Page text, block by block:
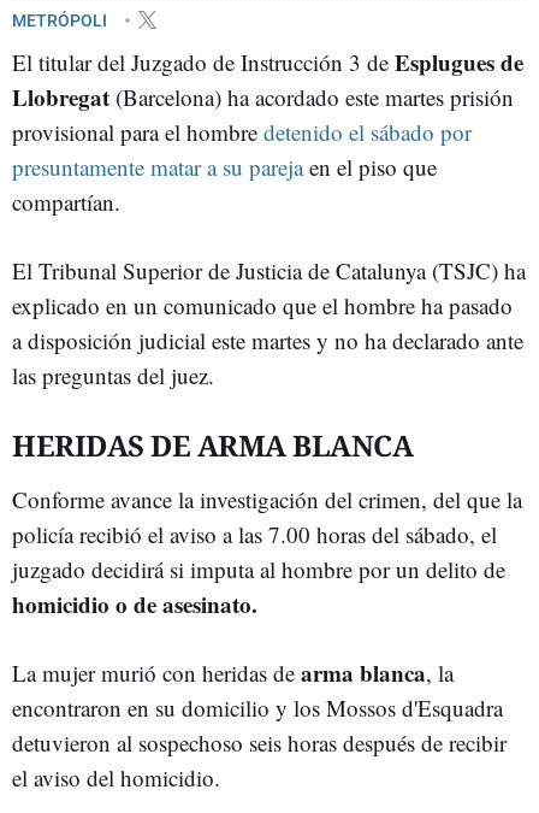
METRÓPOLI
El titular del Juzgado de Instrucción 3 de Esplugues de
Llobregat (Barcelona) ha acordado este martes prisión
provisional para el hombre detenido el sábado por
presuntamente matar a su parejaen el piso que
compartían.
El Tribunal Superior de Justicia de Catalunya (TSJC) ha
explicado en un comunicado que el hombre ha pasado
a disposición judicial este martes y no ha declarado ante
las preguntas del juez.
HERIDAS DE ARMA BLANCA
Conforme avance la investigación del crimen, del que la
policía recibió el aviso a las 7.00 horas del sábado, el
juzgado decidirá si imputa al hombre por un delito de
homicidio o de asesinato.
La mujer murió con heridas de arma blanca, la
encontraron en su domicilio y los Mossos d'Esquadra
detuvieron al sospechoso seis horas después de recibir
el aviso del homicidio.